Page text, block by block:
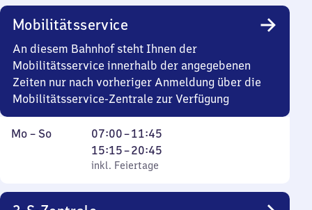
Mobilitätsservice
An diesem Bahnhof steht Ihnen der
Mobilitätsservice innerhalb der angegebenen
Zeiten nur nach vorheriger Anmeldung über die
Mobilitätsservice-Zentrale zur Verfügung
Montag
Mo – So,
inkl. Feiertage
07:00–11:45
Von
7
Uhr
15:15–20:45
Von
15
Uhr
inkl. Feiertage